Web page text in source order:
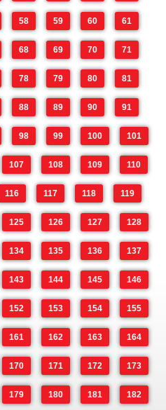
58 59 60 61
68 69 70 71
78 79 80 81
88 89 90 91
98 99 100 101
107 108 109 110
116 117 118 119
125 126 127 128
134 135 136 137
143 144 145 146
152 153 154 155
161 162 163 164
170 171 172 173
179 180 181 182